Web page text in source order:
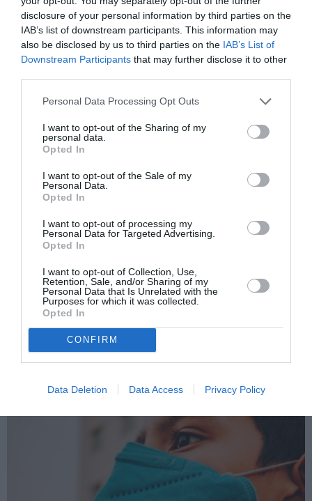
disclosure of your personal information by third parties on the
IAB’s list of downstream participants. This information may
also be disclosed by us to third parties on the IAB’s List of
Downstream Participants that may further disclose it to other
Personal Data Processing Opt Outs
I want to opt-out of the Sharing of my
personal data.
Opted In
I want to opt-out of the Sale of my
Personal Data.
Opted In
I want to opt-out of processing my
Personal Data for Targeted Advertising.
Opted In
I want to opt-out of Collection, Use,
Retention, Sale, and/or Sharing of my
Personal Data that Is Unrelated with the
Purposes for which it was collected.
Opted In
CONFIRM
Data Deletion Data Access Privacy Policy
Michel ha poi ribadito che non sarà una
“bacchetta magica” che permetterà di vaccinare
tutti in una volta. Il presidente del Consiglio
europeo ha precisato infatti che ci saranno
“problemi logistici che si presenteranno”. Questo
una singola dose e altri ne richiederanno due.
CORONAVIRUS
Articolo precedente
Comunità. Roma, volontarie polacche si
prendono cura delle tombe a Campo
Verano
Articolo seguente
Le emozioni della comunità romena, in
versi. Camelia Baciu ha debuttato lo scorso
anno in Italia e ha già pubblicato tre volumi
ANCHE: